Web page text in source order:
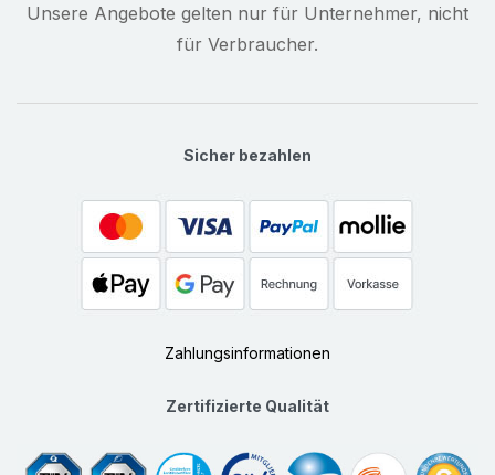
Unsere Angebote gelten nur für Unternehmer, nicht
für Verbraucher.
Sicher bezahlen
Zahlungsinformationen
Zertifizierte Qualität